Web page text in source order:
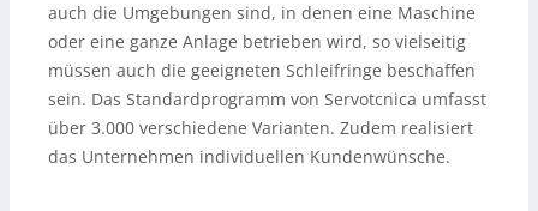
auch die Umgebungen sind, in denen eine Maschine
oder eine ganze Anlage betrieben wird, so vielseitig
müssen auch die geeigneten Schleifringe beschaffen
sein. Das Standardprogramm von Servotcnica umfasst
über 3.000 verschiedene Varianten. Zudem realisiert
das Unternehmen individuellen Kundenwünsche.